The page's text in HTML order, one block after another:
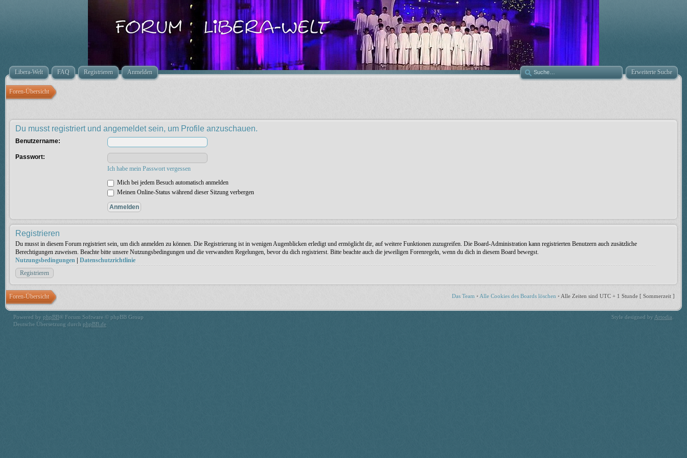
Erweiterte Suche
Libera-Welt FAQ Registrieren Anmelden
Foren-Übersicht
Du musst registriert und angemeldet sein, um Profile anzuschauen.
Benutzername:
Passwort:
Ich habe mein Passwort vergessen
Mich bei jedem Besuch automatisch anmelden
Meinen Online-Status während dieser Sitzung verbergen
Registrieren
Du musst in diesem Forum registriert sein, um dich anmelden zu können. Die Registrierung ist in wenigen Augenblicken erledigt und ermöglicht dir, auf weitere Funktionen zuzugreifen. Die Board-Administration kann registrierten Benutzern auch zusätzliche
Berechtigungen zuweisen. Beachte bitte unsere Nutzungsbedingungen und die verwandten Regelungen, bevor du dich registrierst. Bitte beachte auch die jeweiligen Forenregeln, wenn du dich in diesem Board bewegst.
Nutzungsbedingungen
Datenschutzrichtlinie
Registrieren
Das Team • Alle Cookies des Boards löschen • Alle Zeiten sind UTC + 1 Stunde [ Sommerzeit ]
Foren-Übersicht
Powered by phpBB® Forum Software © phpBB Group
Deutsche Übersetzung durch phpBB.de
Style designed by Artodia